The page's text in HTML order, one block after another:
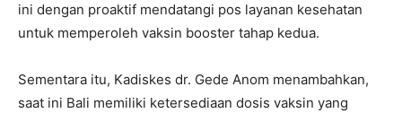
ini dengan proaktif mendatangi pos layanan kesehatan
untuk memperoleh vaksin booster tahap kedua.
Sementara itu, Kadiskes dr. Gede Anom menambahkan,
saat ini Bali memiliki ketersediaan dosis vaksin yang